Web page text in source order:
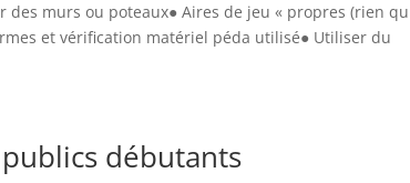
des murs ou poteaux● Aires de jeu « propres (rien
et vérification matériel péda utilisé● Utiliser du
débutants